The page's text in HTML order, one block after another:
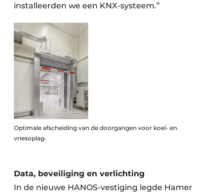
installeerden we een KNX-systeem.”
Optimale afscheiding van de doorgangen voor koel- en
vriesoplag.
Data, beveiliging en verlichting
In de nieuwe HANOS-vestiging legde Hamer